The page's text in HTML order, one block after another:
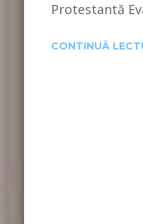
Protestantă
CONTINUĂ